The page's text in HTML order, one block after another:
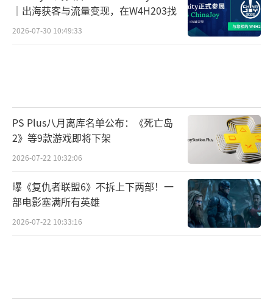
｜出海获客与流量变现，在W4H203找
2026-07-30 10:49:33
PS Plus八月离库名单公布：《死亡岛
2》等9款游戏即将下架
2026-07-22 10:32:06
曝《复仇者联盟6》不拆上下两部！一
部电影塞满所有英雄
2026-07-22 10:33:16